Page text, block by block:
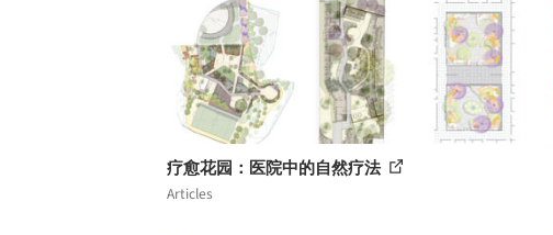
疗愈花园：医院中的自然疗法
Articles